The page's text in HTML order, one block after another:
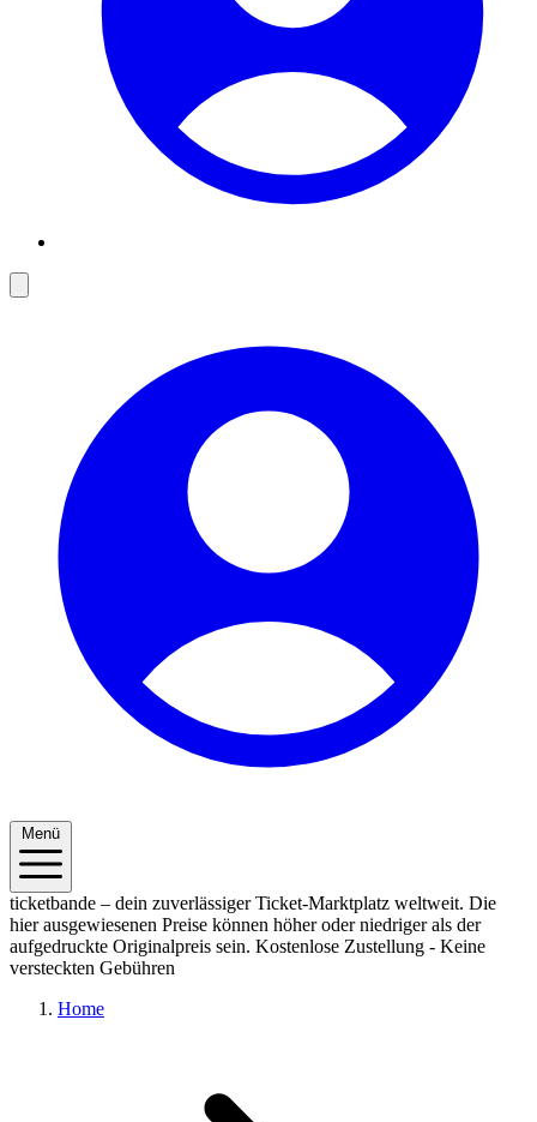
Menü
ticketbande – dein zuverlässiger Ticket-Marktplatz weltweit. Die
hier ausgewiesenen Preise können höher oder niedriger als der
aufgedruckte Originalpreis sein. Kostenlose Zustellung - Keine
versteckten Gebühren
Home